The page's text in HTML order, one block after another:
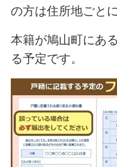
の方は住所地ごと
本籍が鳩山町にあ
る予定です。